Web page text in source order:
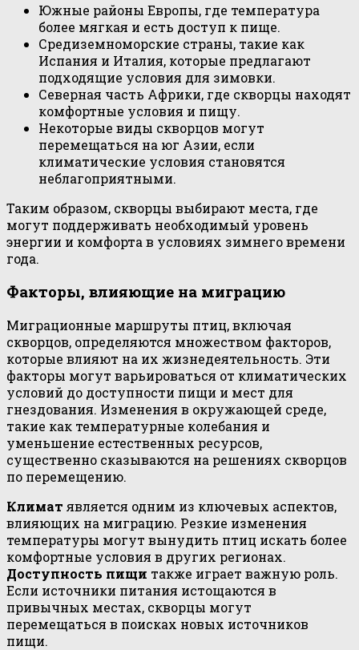
Южные районы Европы, где температура
более мягкая и есть доступ к пище.
Средиземноморские страны, такие как
Испания и Италия, которые предлагают
подходящие условия для зимовки.
Северная часть Африки, где скворцы находят
комфортные условия и пищу.
Некоторые виды скворцов могут
перемещаться на юг Азии, если
климатические условия становятся
неблагоприятными.
Таким образом, скворцы выбирают места, где
могут поддерживать необходимый уровень
энергии и комфорта в условиях зимнего времени
года.
Факторы, влияющие на миграцию
Миграционные маршруты птиц, включая
скворцов, определяются множеством факторов,
которые влияют на их жизнедеятельность. Эти
факторы могут варьироваться от климатических
условий до доступности пищи и мест для
гнездования. Изменения в окружающей среде,
такие как температурные колебания и
уменьшение естественных ресурсов,
существенно сказываются на решениях скворцов
по перемещению.
Климат является одним из ключевых аспектов,
влияющих на миграцию. Резкие изменения
температуры могут вынудить птиц искать более
комфортные условия в других регионах.
Доступность пищи также играет важную роль.
Если источники питания истощаются в
привычных местах, скворцы могут
перемещаться в поисках новых источников
пищи.